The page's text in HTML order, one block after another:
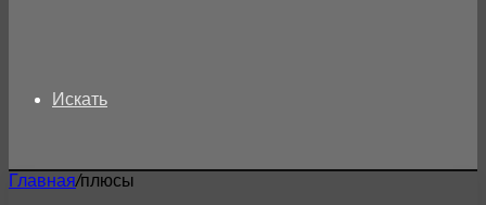
Искать
Главная/плюсы